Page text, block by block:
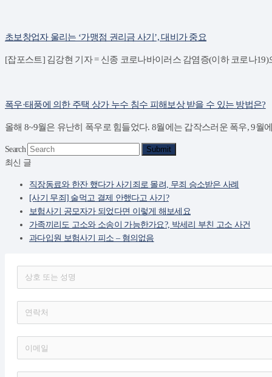
초보창업자 울리는 ‘가맹점 권리금 사기’, 대비가 중요
[잡포스트] 김강현 기자 = 신종 코로나바이러스 감염증(이하 코로나
폭우·태풍에 의한 주택 상가 누수 침수 피해보상 받을 수 있는 방법은?
올해 8~9월은 유난히 폭우로 힘들었다. 8월에는 갑작스러운 폭우, 9월
Search
Submit
최신 글
직장동료와 한잔 했다가 사기죄로 몰려, 무죄 승소받은 사례
[사기 무죄] 술먹고 결제 안했다고 사기?
보험사기 공모자가 되었다면 이렇게 해보세요
가족끼리도 고소와 소송이 가능한가요?, 박세리 부친 고소 사건
과다입원 보험사기 피소 – 혐의없음